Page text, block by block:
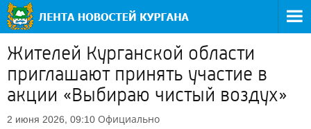
Жителей Курганской области
приглашают принять участие в
акции «Выбираю чистый воздух»
2 июня 2026, 09:10 Официально